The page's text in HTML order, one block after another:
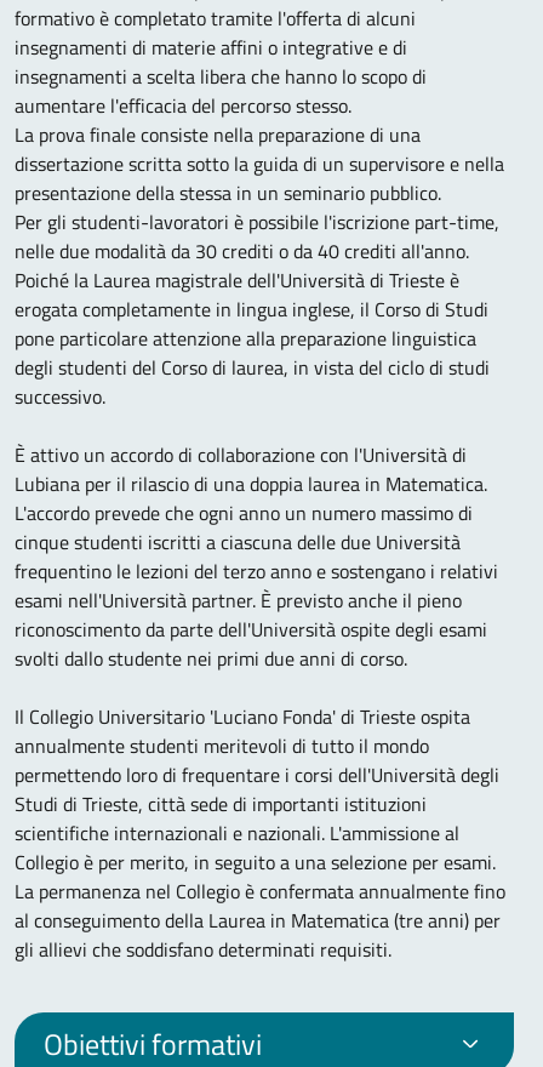
formativo è completato tramite l'offerta di alcuni
insegnamenti di materie affini o integrative e di
insegnamenti a scelta libera che hanno lo scopo di
aumentare l'efficacia del percorso stesso.
La prova finale consiste nella preparazione di una
dissertazione scritta sotto la guida di un supervisore e nella
presentazione della stessa in un seminario pubblico.
Per gli studenti-lavoratori è possibile l'iscrizione part-time,
nelle due modalità da 30 crediti o da 40 crediti all'anno.
Poiché la Laurea magistrale dell'Università di Trieste è
erogata completamente in lingua inglese, il Corso di Studi
pone particolare attenzione alla preparazione linguistica
degli studenti del Corso di laurea, in vista del ciclo di studi
successivo.
È attivo un accordo di collaborazione con l'Università di
Lubiana per il rilascio di una doppia laurea in Matematica.
L'accordo prevede che ogni anno un numero massimo di
cinque studenti iscritti a ciascuna delle due Università
frequentino le lezioni del terzo anno e sostengano i relativi
esami nell'Università partner. È previsto anche il pieno
riconoscimento da parte dell'Università ospite degli esami
svolti dallo studente nei primi due anni di corso.
Il Collegio Universitario 'Luciano Fonda' di Trieste ospita
annualmente studenti meritevoli di tutto il mondo
permettendo loro di frequentare i corsi dell'Università degli
Studi di Trieste, città sede di importanti istituzioni
scientifiche internazionali e nazionali. L'ammissione al
Collegio è per merito, in seguito a una selezione per esami.
La permanenza nel Collegio è confermata annualmente fino
al conseguimento della Laurea in Matematica (tre anni) per
gli allievi che soddisfano determinati requisiti.
Obiettivi formativi